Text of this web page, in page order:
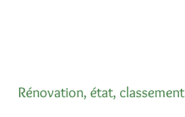
Rénovation, état, classement